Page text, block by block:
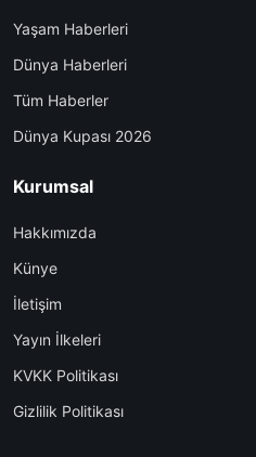
Yaşam Haberleri
Dünya Haberleri
Tüm Haberler
Dünya Kupası 2026
Kurumsal
Hakkımızda
Künye
İletişim
Yayın İlkeleri
KVKK Politikası
Gizlilik Politikası